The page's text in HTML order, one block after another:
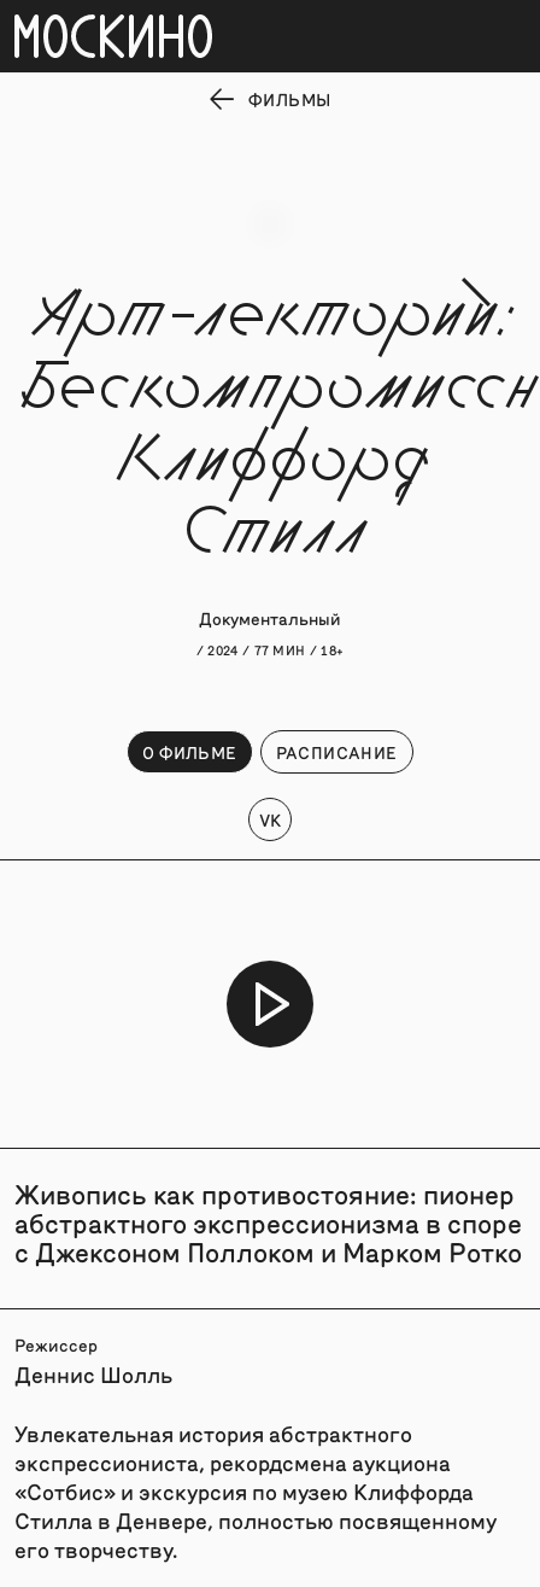
ФИЛЬМЫ
Арт-лекторий:
Клиффорд
Стилл
Документальный
/ 2024 / 77 МИН / 18+
О ФИЛЬМЕ РАСПИСАНИЕ
VK
Живопись как противостояние: пионер
абстрактного экспрессионизма в споре
с Джексоном Поллоком и Марком Ротко
Режиссер
Деннис Шолль
Увлекательная история абстрактного
экспрессиониста, рекордсмена аукциона
«Сотбис» и экскурсия по музею Клиффорда
Стилла в Денвере, полностью посвященному
его творчеству.